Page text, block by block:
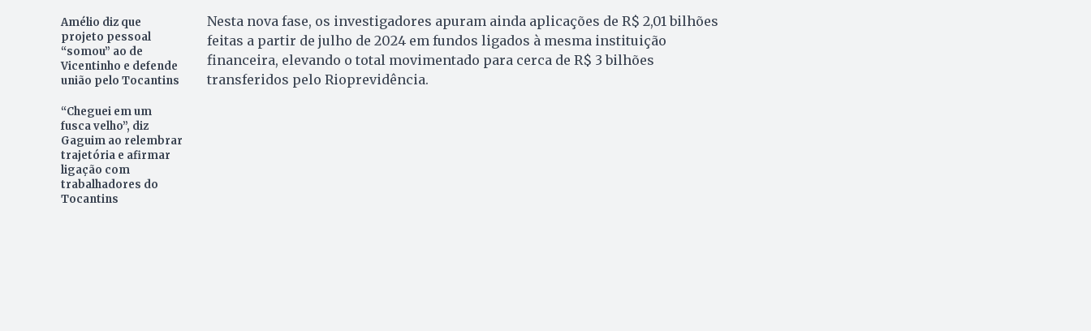
Amélio diz que
projeto pessoal
“somou” ao de
Vicentinho e defende
união pelo Tocantins
“Cheguei em um
fusca velho”, diz
Gaguim ao relembrar
trajetória e afirmar
ligação com
trabalhadores do
Tocantins
Nesta nova fase, os investigadores apuram ainda aplicações de R$ 2,01 bilhões
feitas a partir de julho de 2024 em fundos ligados à mesma instituição
financeira, elevando o total movimentado para cerca de R$ 3 bilhões
transferidos pelo Rioprevidência.